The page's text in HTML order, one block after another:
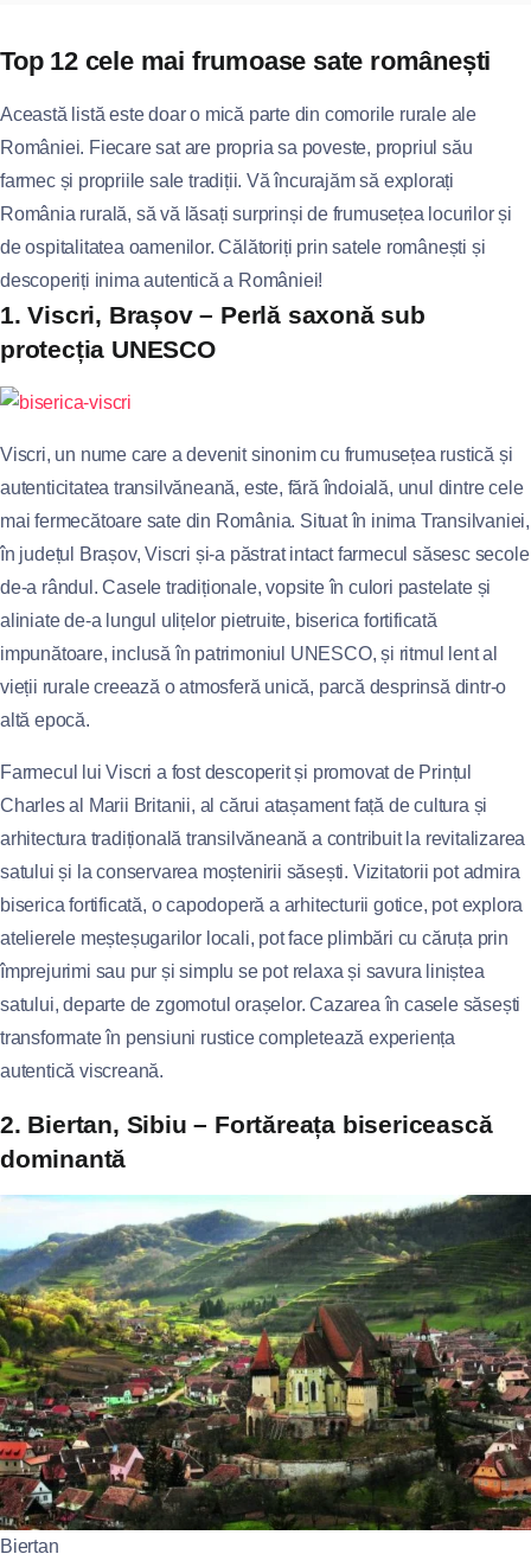
Top 12 cele mai frumoase sate românești
Această listă este doar o mică parte din comorile rurale ale
României. Fiecare sat are propria sa poveste, propriul său
farmec și propriile sale tradiții. Vă încurajăm să explorați
România rurală, să vă lăsați surprinși de frumusețea locurilor și
de ospitalitatea oamenilor. Călătoriți prin satele românești și
descoperiți inima autentică a României!
1. Viscri, Brașov – Perlă saxonă sub
protecția UNESCO
Viscri, un nume care a devenit sinonim cu frumusețea rustică și
autenticitatea transilvăneană, este, fără îndoială, unul dintre cele
mai fermecătoare sate din România. Situat în inima Transilvaniei,
în județul Brașov, Viscri și-a păstrat intact farmecul săsesc secole
de-a rândul. Casele tradiționale, vopsite în culori pastelate și
aliniate de-a lungul ulițelor pietruite, biserica fortificată
impunătoare, inclusă în patrimoniul UNESCO, și ritmul lent al
vieții rurale creează o atmosferă unică, parcă desprinsă dintr-o
altă epocă.
Farmecul lui Viscri a fost descoperit și promovat de Prințul
Charles al Marii Britanii, al cărui atașament față de cultura și
arhitectura tradițională transilvăneană a contribuit la revitalizarea
satului și la conservarea moștenirii săsești. Vizitatorii pot admira
biserica fortificată, o capodoperă a arhitecturii gotice, pot explora
atelierele meșteșugarilor locali, pot face plimbări cu căruța prin
împrejurimi sau pur și simplu se pot relaxa și savura liniștea
satului, departe de zgomotul orașelor. Cazarea în casele săsești
transformate în pensiuni rustice completează experiența
autentică viscreană.
2. Biertan, Sibiu – Fortăreața bisericească
dominantă
Biertan